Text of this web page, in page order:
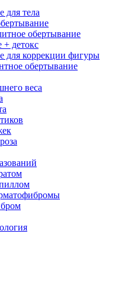
для тела
обертывание
детокс
для коррекции фигуры
обертывание
веса